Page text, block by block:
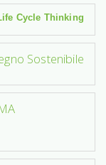
Cycle Thinking
Sostenibile